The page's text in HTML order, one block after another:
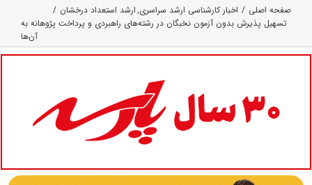
صفحه اصلی اخبار کارشناسی ارشد سراسری ارشد استعداد درخشان
تسهیل پذیرش بدون آزمون نخبگان در رشته‌های راهبردی و پرداخت پژوهانه به
آن‌ها